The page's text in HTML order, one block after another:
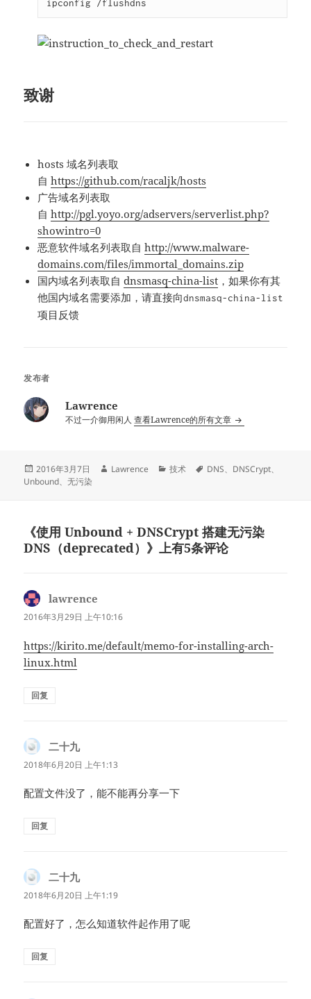
ipconfig /flushdns
致谢
hosts 域名列表取
自https://github.com/racaljk/hosts
广告域名列表取
自http://pgl.yoyo.org/adservers/serverlist.php?
showintro=0
恶意软件域名列表取自http://www.malware-
domains.com/files/immortal_domains.zip
国内域名列表取自dnsmasq-china-list ，如果你有其
他国内域名需要添加，请直接向dnsmasq-china-list
项目反馈
发布者
Lawrence
不过一介御用闲人查看Lawrence的所有文章
发
布
2016年3月7日
作
Lawrence
分
技术
标
DNS、 DNSCrypt、
Unbound、无污染
《使用 Unbound + DNSCrypt 搭建无污染
DNS（deprecated）》上有5条评论
lawrence
道：
2016年3月29日 上午10:16
https://kirito.me/default/memo-for-installing-arch-
linux.html
回复
二十九说
道：
2018年6月20日 上午1:13
配置文件没了，能不能再分享一下
回复
二十九说
道：
2018年6月20日 上午1:19
配置好了，怎么知道软件起作用了呢
回复